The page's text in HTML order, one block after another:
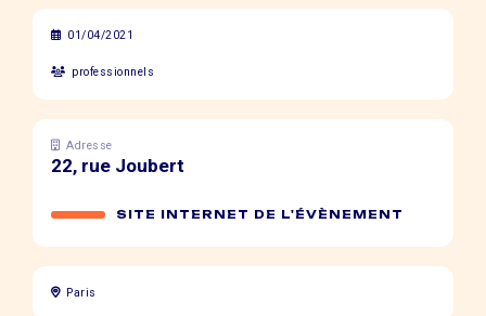
01/04/2021
professionnels
Adresse
22, rue Joubert
SITE INTERNET DE L'ÉVÈNEMENT
Paris